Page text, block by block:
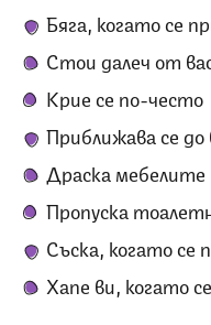
Бяга, когато се
Стои далеч от
Крие се по-често
Приближава се до
Драска мебелите
Пропуска
Съска, когато се
Хапе ви, когато